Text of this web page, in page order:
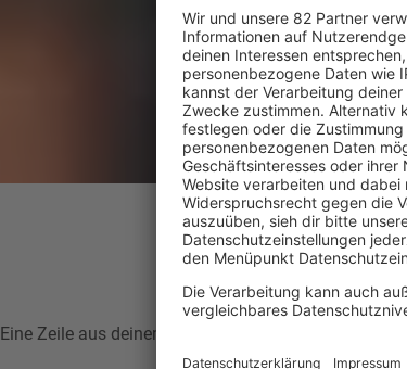
Eine Zeile aus deinem Lieblingssong?